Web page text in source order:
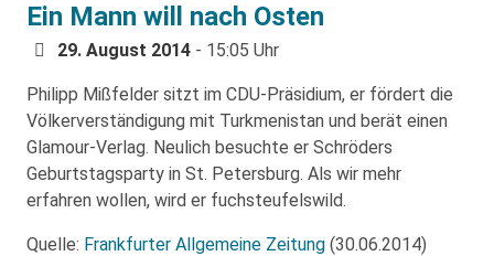
Ein Mann will nach Osten
29. August 2014 - 15:05 Uhr
Philipp Mißfelder sitzt im CDU-Präsidium, er fördert die
Völkerverständigung mit Turkmenistan und berät einen
Glamour-Verlag. Neulich besuchte er Schröders
Geburtstagsparty in St. Petersburg. Als wir mehr
erfahren wollen, wird er fuchsteufelswild.
Quelle: Frankfurter Allgemeine Zeitung (30.06.2014)